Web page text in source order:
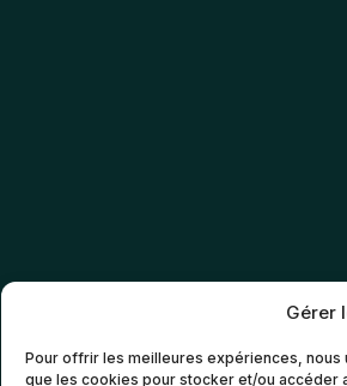
Gérer
Pour offrir les meilleures expériences,
que les cookies pour stocker et/ou accéder